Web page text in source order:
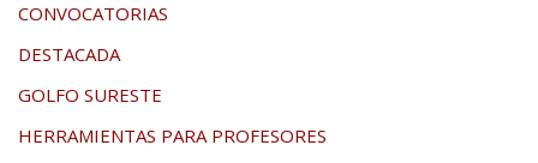
CONVOCATORIAS
DESTACADA
GOLFO SURESTE
HERRAMIENTAS PARA PROFESORES